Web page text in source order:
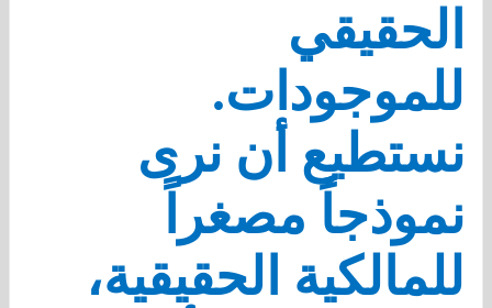
الحقيقي
للموجودات.
نستطيع أن نرى
نموذجاً مصغراً
للمالكية الحقيقية،